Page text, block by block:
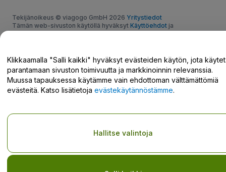
Tekijänoikeus © viagogo GmbH 2026 Yritystiedot
Tämän web-sivuston käytöllä hyväksyt Käyttöehdot ja
Klikkaamalla "Salli kaikki" hyväksyt evästeiden käytön, jota
parantamaan sivuston toimivuutta ja markkinoinnin relevanssia.
Muussa tapauksessa käytämme vain ehdottoman välttämättömiä
evästeitä. Katso lisätietoja evästekäytännöstämme.
Hallitse valintoja